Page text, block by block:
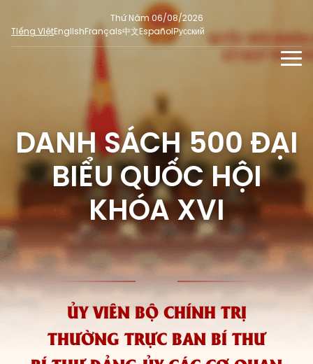
Thứ Năm 06/08/2026
Tiếng ViệtEnglishFrançais中文EspañolРусский
Phỏng vấn - Nhận định
Ý kiến cử tri
Người đại biểu nhân dân
Tin nổi bật
Dư luận quốc tế
Hỏi đáp bầu cử
Bầu cử địa phương
ĐA PHƯƠNG TIỆN
Video
E-magazine
Infographic
DÀNH CHO BÁO CHÍ
MẠNG XÃ HỘI
SỐ LIỆU BẦU CỬ
Cử tri tham gia bầu cử
Tổng số đại biểu quốc hội
Nữ đại biểu Quốc hội
Các đơn vị bầu cử
HĐND cấp xã
DANH SÁCH 500 ĐẠI
BIỂU QUỐC HỘI
KHÓA XVI
ỦY VIÊN BỘ CHÍNH TRỊ
THƯỜNG TRỰC BAN BÍ THƯ